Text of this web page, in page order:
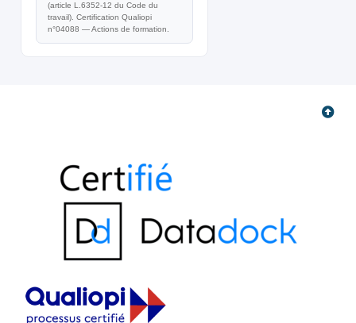
(article L.6352-12 du Code du
travail). Certification Qualiopi
n°04088 — Actions de formation.